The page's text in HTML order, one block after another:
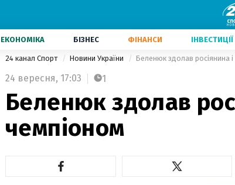
ЕКОНОМІКА БІЗНЕС ФІНАНСИ ІНВЕСТИЦІЇ
24 канал Спорт Новини України Беленюк здолав росіянина
24 вересня, 17:03 1
Беленюк здолав
чемпіоном